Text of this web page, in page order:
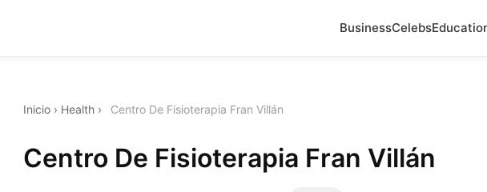
BusinessCelebs
Inicio › Health › Centro De Fisioterapia Fran Villán
Centro De Fisioterapia Fran Villán